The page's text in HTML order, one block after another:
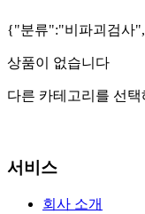
{"분류":"비파괴검사
상품이 없습니다
다른 카테고리를 선택
서비스
회사 소개